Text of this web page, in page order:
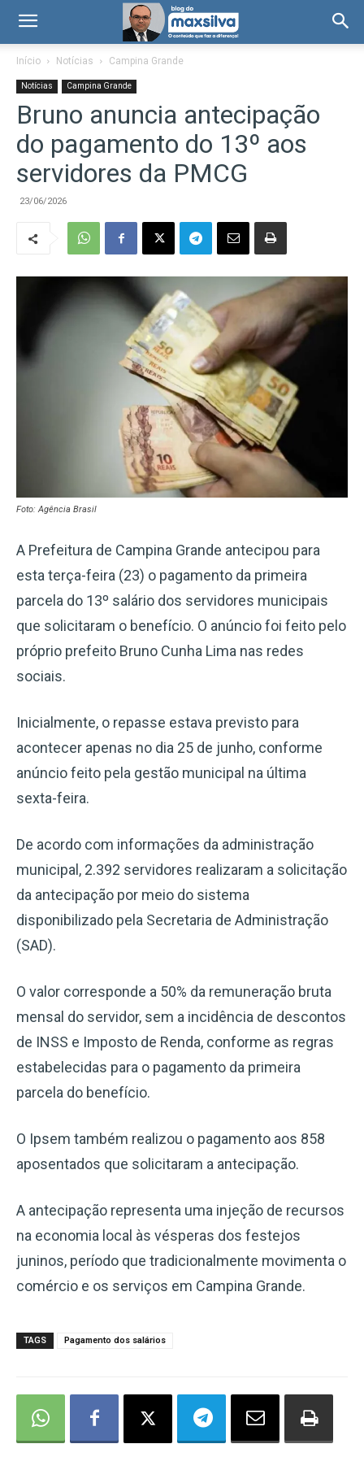
Início Notícias Campina Grande
Notícias Campina Grande
Bruno anuncia antecipação
do pagamento do 13º aos
servidores da PMCG
23/06/2026
Foto: Agência Brasil
A Prefeitura de Campina Grande antecipou para
esta terça-feira (23) o pagamento da primeira
parcela do 13º salário dos servidores municipais
que solicitaram o benefício. O anúncio foi feito pelo
próprio prefeito Bruno Cunha Lima nas redes
sociais.
Inicialmente, o repasse estava previsto para
acontecer apenas no dia 25 de junho, conforme
anúncio feito pela gestão municipal na última
sexta-feira.
De acordo com informações da administração
municipal, 2.392 servidores realizaram a solicitação
da antecipação por meio do sistema
disponibilizado pela Secretaria de Administração
(SAD).
O valor corresponde a 50% da remuneração bruta
mensal do servidor, sem a incidência de descontos
de INSS e Imposto de Renda, conforme as regras
estabelecidas para o pagamento da primeira
parcela do benefício.
O Ipsem também realizou o pagamento aos 858
aposentados que solicitaram a antecipação.
A antecipação representa uma injeção de recursos
na economia local às vésperas dos festejos
juninos, período que tradicionalmente movimenta o
comércio e os serviços em Campina Grande.
TAGS Pagamento dos salários